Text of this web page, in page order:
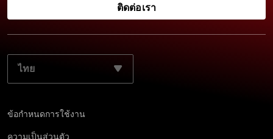
ติดต่อเรา
เลือกภาษาที่ต้องการ:
ข้อกำหนดการใช้งาน
ความเป็นส่วนตัว